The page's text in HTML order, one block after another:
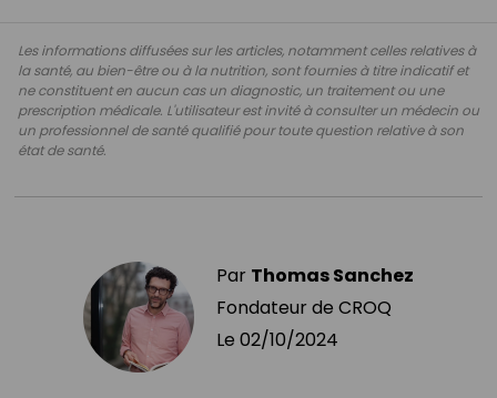
Les informations diffusées sur les articles, notamment celles relatives à
la santé, au bien-être ou à la nutrition, sont fournies à titre indicatif et
ne constituent en aucun cas un diagnostic, un traitement ou une
prescription médicale. L'utilisateur est invité à consulter un médecin ou
un professionnel de santé qualifié pour toute question relative à son
état de santé.
Par Thomas Sanchez
Fondateur de CROQ
Le 02/10/2024